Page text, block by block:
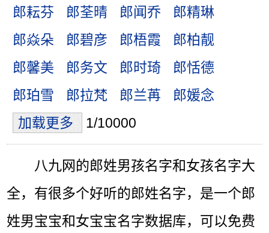
郎耘芬
郎荃晴 郎闻乔
郎精琳
郎焱朵
郎碧彦 郎梧霞
郎柏靓
郎馨美
郎务文 郎时琦
郎恬德
郎珀雪
郎拉梵 郎兰苒
郎媛念
加载更多
1/10000
八九网的郎姓男孩名字和女孩名字大
全，有很多个好听的郎姓名字，是一个郎
姓男宝宝和女宝宝名字数据库，可以免费